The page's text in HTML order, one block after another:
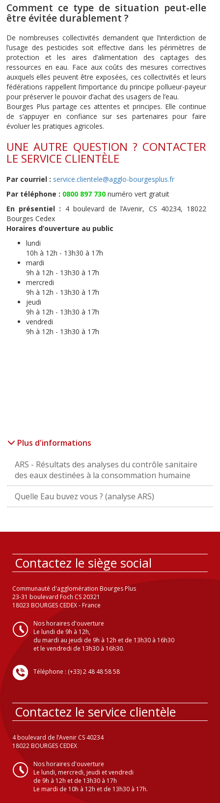
Comment ce type de situation peut-elle
être évitée durablement ?
De nombreuses collectivités demandent que l’interdiction de
l’usage des pesticides soit effective dans les périmètres de
protection et les aires d’alimentation des captages des
ressources en eau. Face aux coûts des mesures correctives
auxquels elles peuvent être exposées, ces collectivités et leurs
fédérations rappellent l’importance du principe pollueur-payeur
pour préserver le pouvoir d’achat des usagers de l’eau.
Bourges Plus partage ces attentes et principes. Elle continue
de s’appuyer en confiance sur ses partenaires pour faire
évoluer les pratiques agricoles.
UNE AUTRE QUESTION ? CONTACTER
LE SERVICE CLIENTÈLE
Par courriel : service.clientele@agglo-bourgesplus.fr
Par téléphone : 0800 897 730 numéro vert gratuit
En présentiel : 4 boulevard de l’Avenir, CS 40234, 18022
Bourges Cedex
Horaires d’ouverture au public
lundi
10h à 12h - 13h30 à 17h
mardi
9h à 12h - 13h30 à 17h
mercredi
9h à 12h - 13h30 à 17h
jeudi
9h à 12h - 13h30 à 17h
vendredi
9h à 12h - 13h30 à 17h
Plus d'informations
ARS - Résultats des analyses du contrôle sanitaire
des eaux destinées à la consommation humaine
Quelle Eau buvez vous ? (analyse ARS)
Contactez le siège social
Communauté d'agglomération Bourges Plus
23-31 boulevard Foch CS 20321
18023 BOURGES CEDEX - France
Nos horaires d'ouverture
Le lundi de 9h à 12h,
du mardi au jeudi de 9h à 12h et de 13h30 à 16h30
et le vendredi de 13h30 à 16h30.
Téléphone : (+33) 2 48 48 58 58
Contactez le service clientèle
4 boulevard de l’Avenir CS 40234
18022 BOURGES CEDEX
Nos horaires d'ouverture
Le lundi, mercredi, jeudi et vendredi
de 9h à 12h et de 13h30 à 17h
Le mardi de 10h à 12h et de 13h30 à 17h.